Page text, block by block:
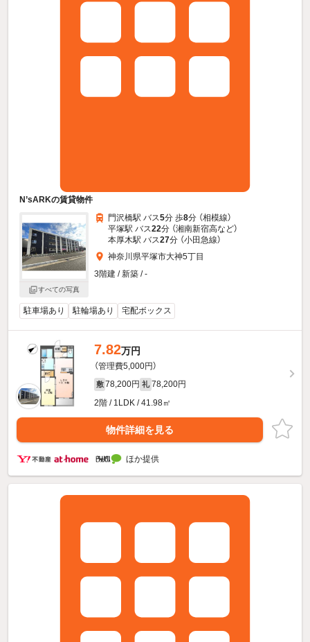
N’sARKの賃貸物件
すべての写真
門沢橋駅 バス5分 歩8分 （相模線）
平塚駅 バス22分 （湘南新宿高など）
本厚木駅 バス27分 （小田急線）
神奈川県平塚市大神5丁目
3階建 / 新築 / -
駐車場あり 駐輪場あり 宅配ボックス
7.82万円
（管理費5,000円）
敷 78,200円 礼 78,200円
2階 / 1LDK / 41.98㎡
物件詳細を見る
ほか提供